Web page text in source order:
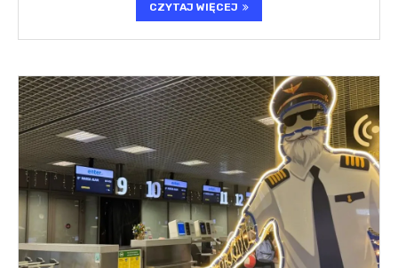
CZYTAJ WIĘCEJ